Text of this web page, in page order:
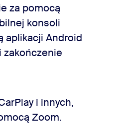
za pomocą
konsoli
aplikacji Android
zakończenie
i innych,
Zoom.